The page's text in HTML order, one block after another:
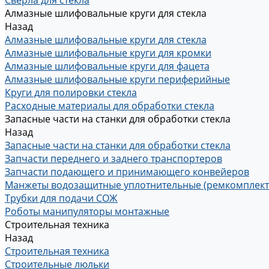
Алмазные шлифовальные круги для стекла
Назад
Алмазные шлифовальные круги для стекла
Алмазные шлифовальные круги для кромки
Алмазные шлифовальные круги для фацета
Алмазные шлифовальные круги периферийные
Круги для полировки стекла
Расходные материалы для обработки стекла
Запасные части на станки для обработки стекла
Назад
Запасные части на станки для обработки стекла
Запчасти переднего и заднего транспортеров
Запчасти подающего и принимающего конвейеров
Манжеты водозащитные уплотнительные
Трубки для подачи СОЖ
Роботы манипуляторы монтажные
Строительная техника
Назад
Строительная техника
Строительные люльки